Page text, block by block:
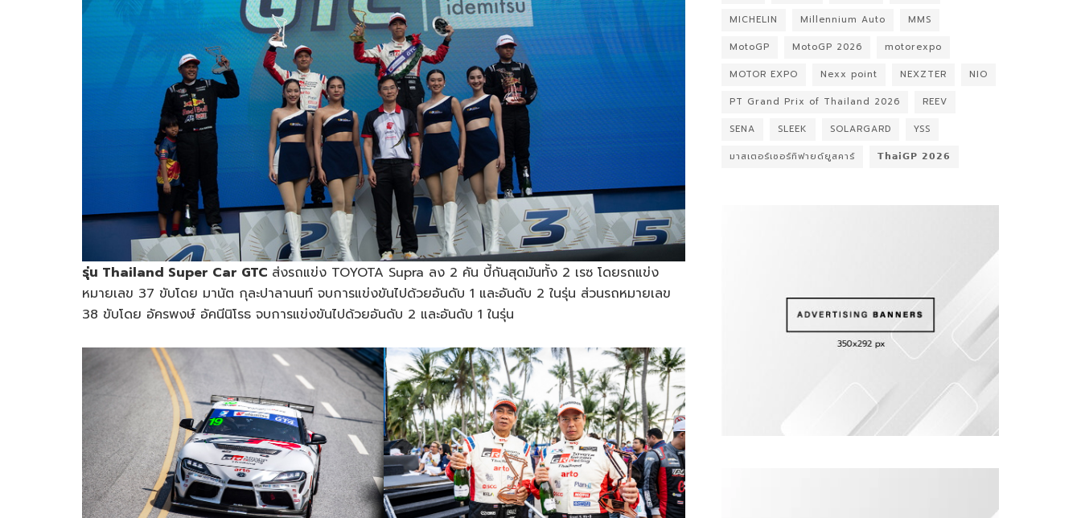
รุ่น Thailand Super Car GTC ส่งรถแข่ง TOYOTA Supra ลง 2 คัน บี้กันสุดมันทั้ง 2 เรซ โดยรถแข่ง
หมายเลข 37 ขับโดย มานัต กุละปาลานนท์ จบการแข่งขันไปด้วยอันดับ 1 และอันดับ 2 ในรุ่น ส่วนรถหมายเลข
38 ขับโดย อัครพงษ์ อัคนีนิโรธ จบการแข่งขันไปด้วยอันดับ 2 และอันดับ 1 ในรุ่น
MICHELIN
Millennium Auto
MMS
MotoGP
MotoGP 2026
motorexpo
MOTOR EXPO
Nexx point NEXZTER
NIO
PT Grand Prix of Thailand 2026
REEV
SENA
SLEEK SOLARGARD
YSS
มาสเตอร์เซอร์ทิฟายด์ยูสคาร์
𝗧𝗵𝗮𝗶𝗚𝗣 𝟮𝟬𝟮𝟲